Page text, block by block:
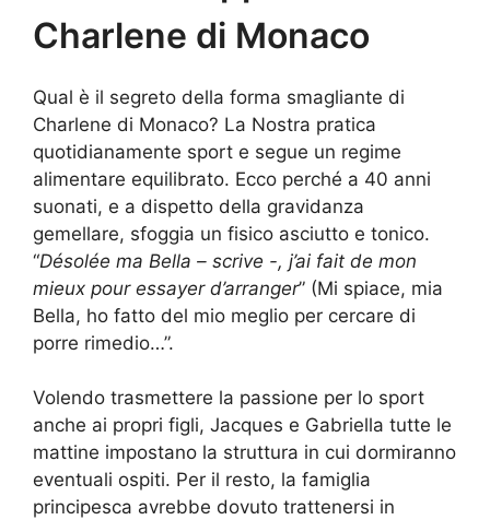
Charlene di Monaco
Qual è il segreto della forma smagliante di
Charlene di Monaco? La Nostra pratica
quotidianamente sport e segue un regime
alimentare equilibrato. Ecco perché a 40 anni
suonati, e a dispetto della gravidanza
gemellare, sfoggia un fisico asciutto e tonico.
“Désolée ma Bella – scrive -, j’ai fait de mon
mieux pour essayer d’arranger” (Mi spiace, mia
Bella, ho fatto del mio meglio per cercare di
porre rimedio…”.
Volendo trasmettere la passione per lo sport
anche ai propri figli, Jacques e Gabriella tutte le
mattine impostano la struttura in cui dormiranno
eventuali ospiti. Per il resto, la famiglia
principesca avrebbe dovuto trattenersi in